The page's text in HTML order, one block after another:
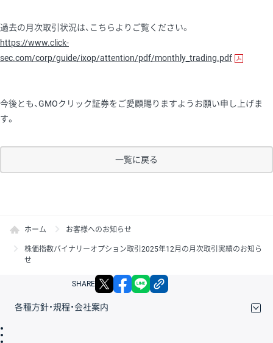
過去の月次取引状況は、こちらよりご覧ください。
https://www.click-
sec.com/corp/guide/ixop/attention/pdf/monthly_trading.pdf
今後とも、GMOクリック証券をご愛顧賜りますようお願い申し上げま
す。
一覧に戻る
ホーム お客様へのお知らせ
株価指数バイナリーオプション取引2025年12月の月次取引実績のお知ら
せ
SHARE X facebook
各種方針・規程・会社案内